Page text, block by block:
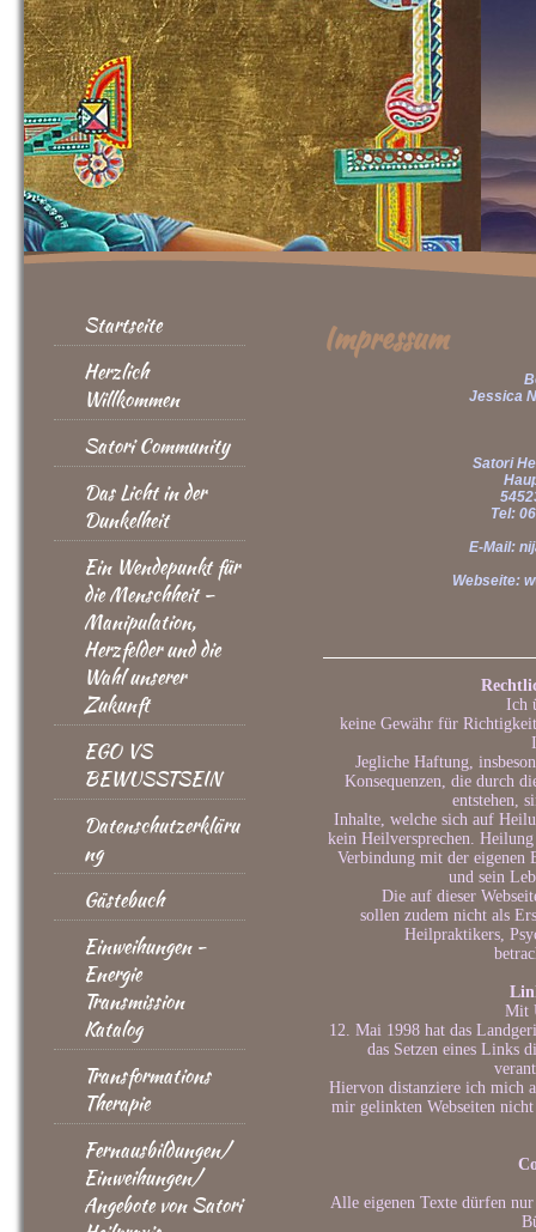
Startseite
Herzlich
Willkommen
Satori Community
Das Licht in der
Dunkelheit
Ein Wendepunkt für
die Menschheit –
Manipulation,
Herzfelder und die
Wahl unserer
Zukunft
EGO VS
BEWUSSTSEIN
Datenschutzerkläru
ng
Gästebuch
Einweihungen -
Energie
Transmission
Katalog
Transformations
Therapie
Fernausbildungen/
Einweihungen/
Angebote von Satori
Impressum
Jessica
Satori
Tel:
E-Mail:
Webseite:
Ich
keine Gewähr für
Jegliche Haftung,
Konsequenzen, die durch
entstehen,
Inhalte, welche sich auf
kein Heilversprechen.
Verbindung mit der eigenen
und sein
Die auf dieser
sollen zudem nicht als
Heilpraktikers,
Mit
12. Mai 1998 hat das
das Setzen eines Links
Hiervon distanziere ich mich
mir gelinkten Webseiten
Alle eigenen Texte dürfen